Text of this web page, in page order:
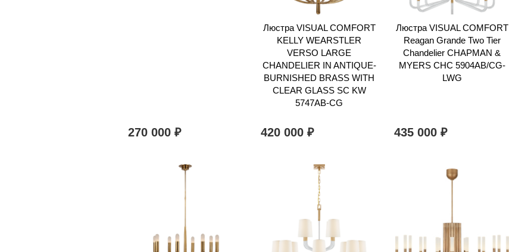
270 000 ₽
Люстра VISUAL COMFORT
KELLY WEARSTLER
VERSO LARGE
CHANDELIER IN ANTIQUE-
BURNISHED BRASS WITH
CLEAR GLASS SC KW
5747AB-CG
420 000₽
Люстра VISUAL COMFORT
Reagan Grande Two Tier
Chandelier CHAPMAN &
MYERS CHC 5904AB/CG-
LWG
435 000 ₽